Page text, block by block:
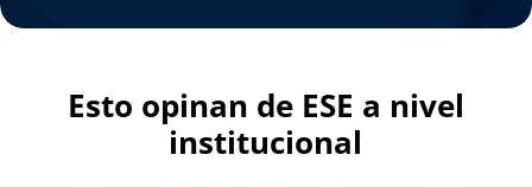
Esto opinan de ESE a nivel
institucional